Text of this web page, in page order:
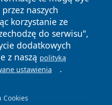
naszych
korzystanie ze
do serwisu",
dodatkowych
z naszą polityką
ustawienia .
Cookies
Polityka
Cookies